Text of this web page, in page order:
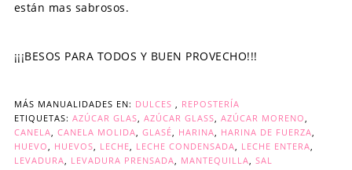
están mas sabrosos.
¡¡¡BESOS PARA TODOS Y BUEN PROVECHO!!!
MÁS MANUALIDADES EN: DULCES , REPOSTERÍA
ETIQUETAS: AZÚCAR GLAS, AZÚCAR GLASS, AZÚCAR MORENO,
CANELA, CANELA MOLIDA, GLASÉ, HARINA, HARINA DE FUERZA,
HUEVO, HUEVOS, LECHE, LECHE CONDENSADA, LECHE ENTERA,
LEVADURA, LEVADURA PRENSADA, MANTEQUILLA, SAL